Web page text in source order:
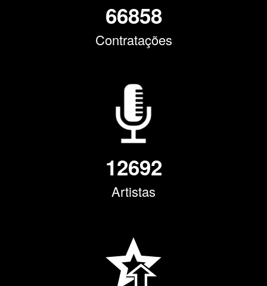
66858
Contratações
12692
Artistas